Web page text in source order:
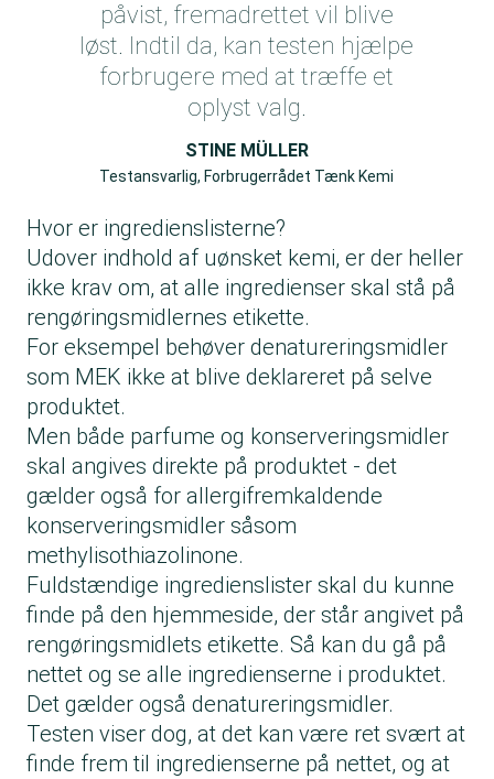
påvist, fremadrettet vil blive
løst. Indtil da, kan testen hjælpe
forbrugere med at træffe et
oplyst valg.
STINE MÜLLER
Testansvarlig, Forbrugerrådet Tænk Kemi
Hvor er ingredienslisterne?
Udover indhold af uønsket kemi, er der heller
ikke krav om, at alle ingredienser skal stå på
rengøringsmidlernes etikette.
For eksempel behøver denatureringsmidler
som MEK ikke at blive deklareret på selve
produktet.
Men både parfume og konserveringsmidler
skal angives direkte på produktet - det
gælder også for allergifremkaldende
konserveringsmidler såsom
methylisothiazolinone.
Fuldstændige ingredienslister skal du kunne
finde på den hjemmeside, der står angivet på
rengøringsmidlets etikette. Så kan du gå på
nettet og se alle ingredienserne i produktet.
Det gælder også denatureringsmidler.
Testen viser dog, at det kan være ret svært at
finde frem til ingredienserne på nettet, og at